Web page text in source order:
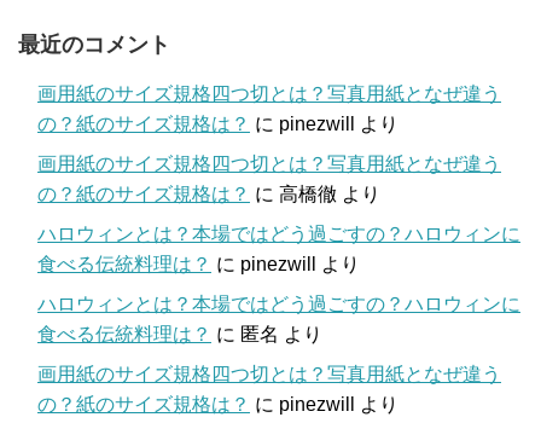
最近のコメント
画用紙のサイズ規格四つ切とは？写真用紙となぜ違う
の？紙のサイズ規格は？ に pinezwill
より
画用紙のサイズ規格四つ切とは？写真用紙となぜ違う
の？紙のサイズ規格は？ に 高橋徹 より
ハロウィンとは？本場ではどう過ごすの？ハロウィンに
食べる伝統料理は？ に pinezwill
より
ハロウィンとは？本場ではどう過ごすの？ハロウィンに
食べる伝統料理は？ に 匿名 より
画用紙のサイズ規格四つ切とは？写真用紙となぜ違う
の？紙のサイズ規格は？ に pinezwill より